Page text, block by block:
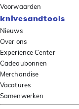
Voorwaarden
knivesandtools
Nieuws
Over ons
Experience Center
Cadeaubonnen
Merchandise
Vacatures
Samenwerken